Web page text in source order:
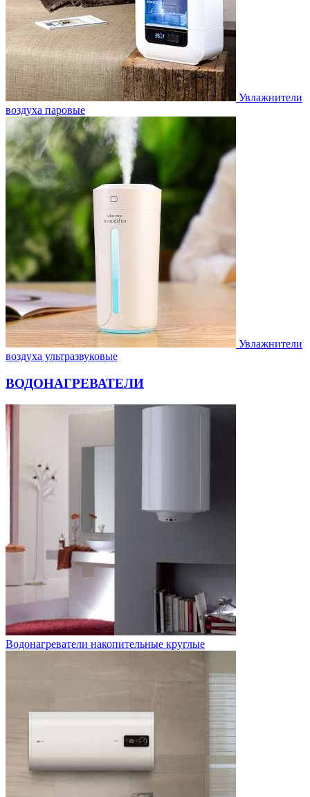
Увлажнители
воздуха паровые
Увлажнители
воздуха ультразвуковые
ВОДОНАГРЕВАТЕЛИ
Водонагреватели накопительные круглые